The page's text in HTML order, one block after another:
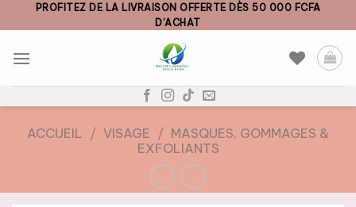
to
PROFITEZ DE LA LIVRAISON OFFERTE DÈS 50 000 FCFA
D’ACHAT
ACCUEIL / VISAGE / MASQUES, GOMMAGES &
EXFOLIANTS